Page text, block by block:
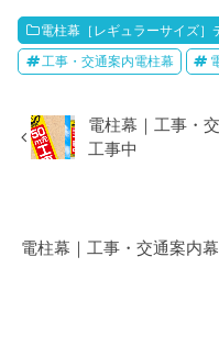
電柱幕［レギュラーサイズ］
工事・交通案内電柱幕
電柱幕｜工事・
工事中
電柱幕｜工事・交通案内